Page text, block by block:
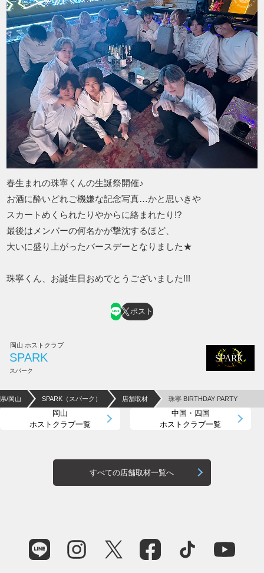
春生まれの珠寧くんの生誕祭開催♪
お酒に酔いどれご機嫌な記念写真…かと思いきや
スカートめくられたりやからに絡まれたり!?
最後はメンバーの何名かが撃沈するほど、
大いに盛り上がったバースデーとなりました★
珠寧くん、お誕生日おめでとうございました!!!
ポスト
岡山 ホストクラブ
SPARK
スパーク
/岡山 SPARK（スパーク） 店舗取材 珠寧 BIRTHDAY PARTY
岡山
ホストクラブ一覧
中国・四国
ホストクラブ一覧
すべての店舗取材一覧へ